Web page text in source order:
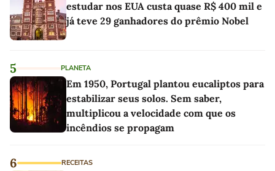
estudar nos EUA custa quase R$ 400 mil e
já teve 29 ganhadores do prêmio Nobel
5 PLANETA
Em 1950, Portugal plantou eucaliptos para
estabilizar seus solos. Sem saber,
multiplicou a velocidade com que os
incêndios se propagam
6 RECEITAS